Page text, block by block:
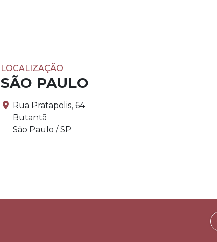
LOCALIZAÇÃO
SÃO PAULO
Rua Pratapolis, 64
Butantã
São Paulo / SP